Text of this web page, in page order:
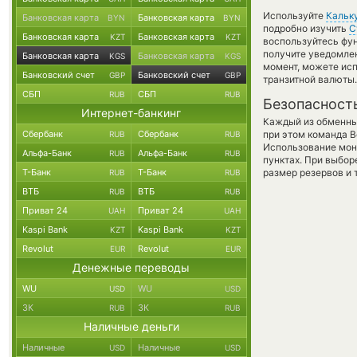
Используйте
подробно изучить
воспользуйтесь
получите
момент, можете
транзитной валюты.
Каждый из
при этом команда
Использование
пунктах. При
размер резервов и
Банковская карта BYN Банковская карта BYN
Банковская карта KZT Банковская карта KZT
Банковская карта KGS Банковская карта KGS
Банковский счет GBP Банковский счет GBP
СБП RUB СБП RUB
Интернет-банкинг
Сбербанк RUB Сбербанк RUB
Альфа-Банк RUB Альфа-Банк RUB
Т-Банк RUB Т-Банк RUB
ВТБ RUB ВТБ RUB
Приват 24 UAH Приват 24 UAH
Kaspi Bank KZT Kaspi Bank KZT
Revolut EUR Revolut EUR
Денежные переводы
WU USD WU USD
ЗК RUB ЗК RUB
Наличные деньги
Наличные USD Наличные USD